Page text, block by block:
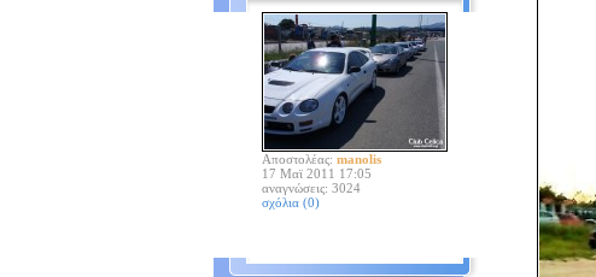
Αποστολέας: manolis
17 Μαϊ 2011 17:05
αναγνώσεις: 3024
σχόλια (0)